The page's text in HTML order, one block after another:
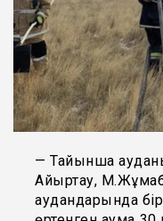
— Тайынша
Айыртау,
аудандарында